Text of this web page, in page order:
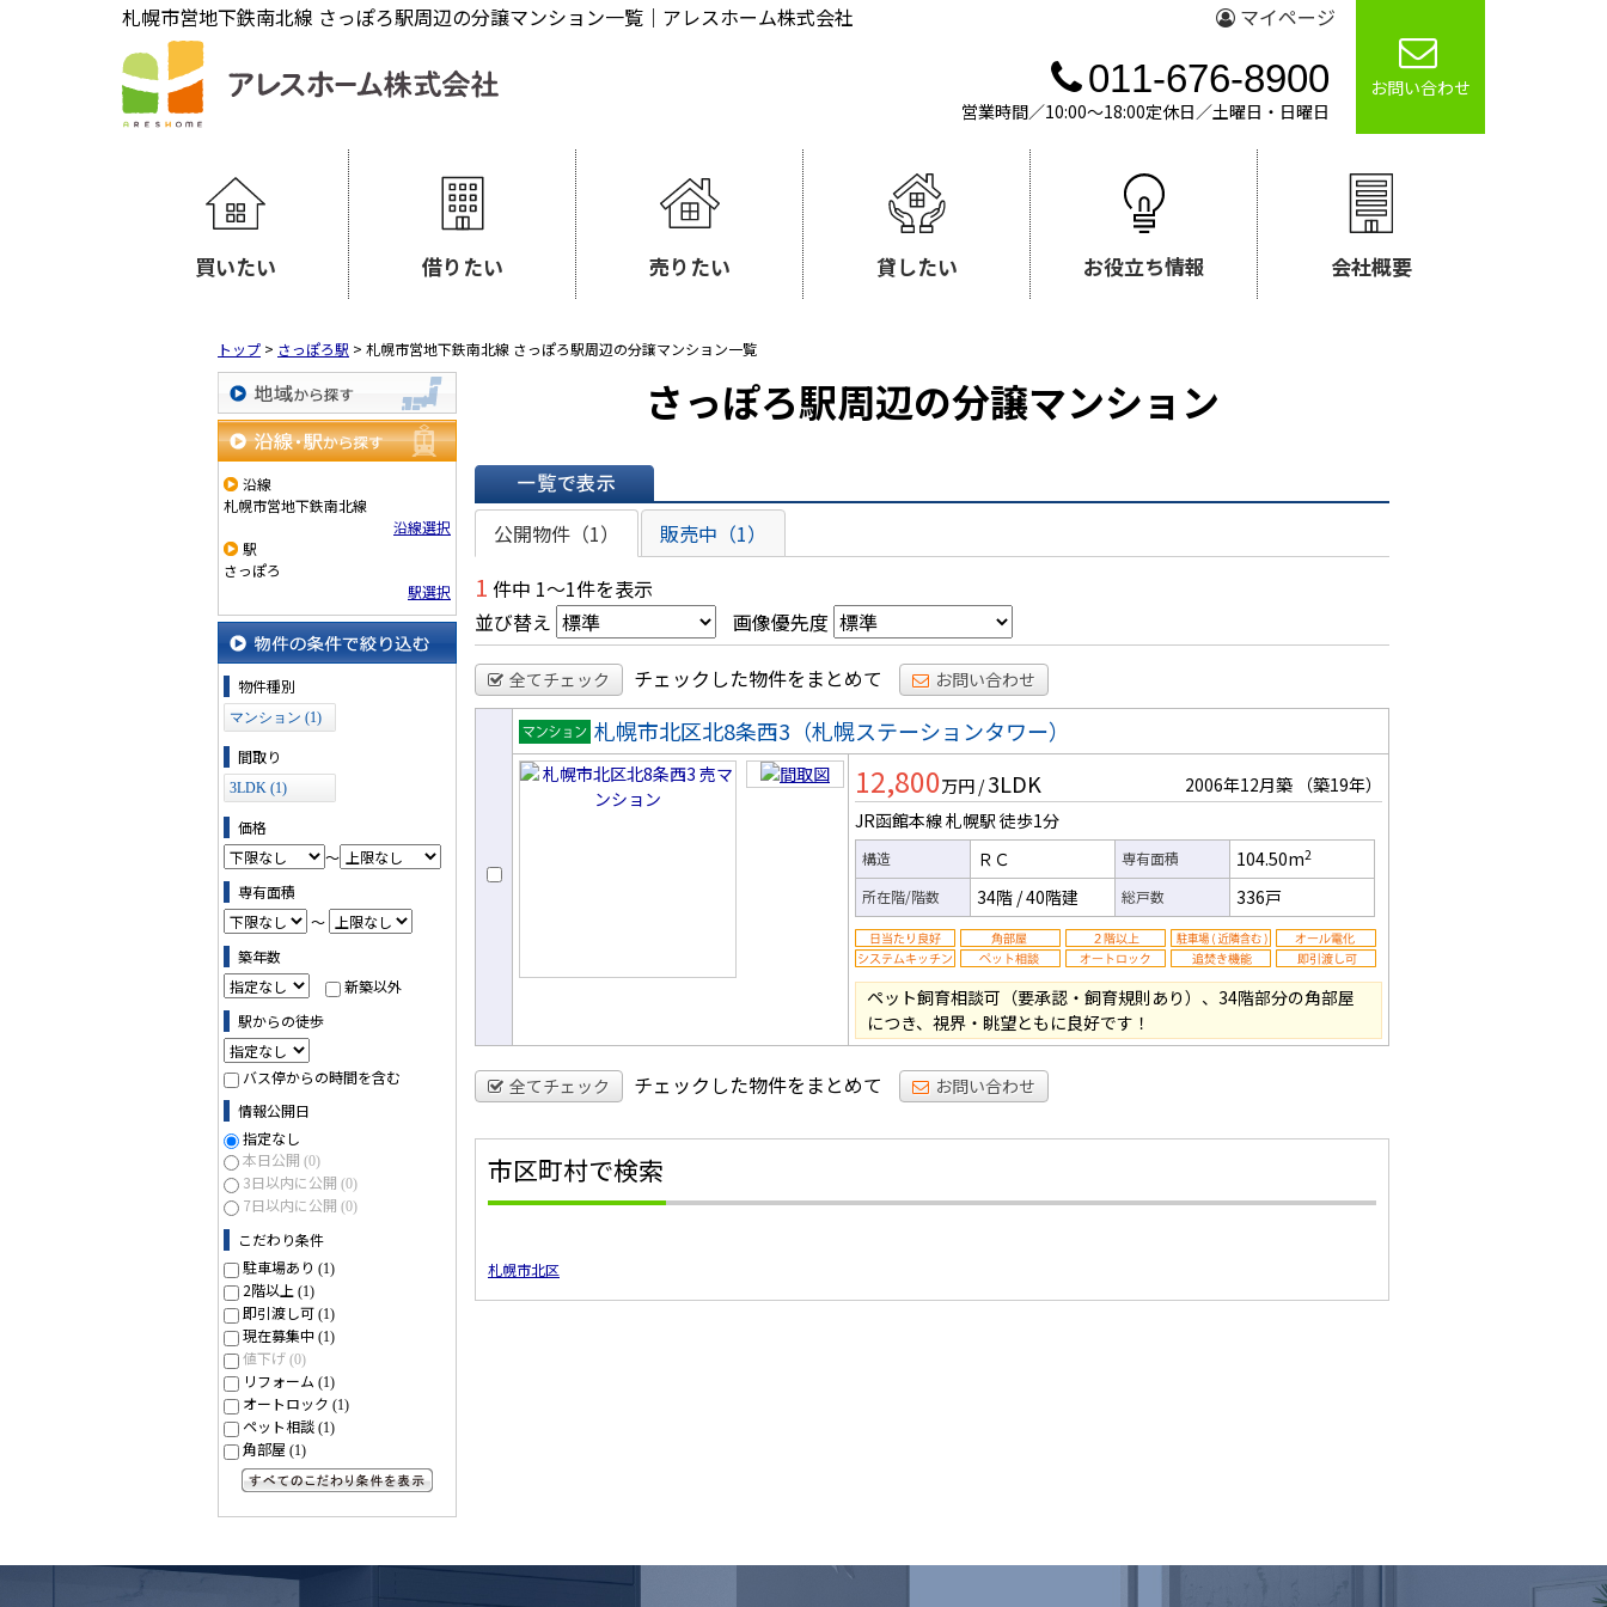
札幌市営地下鉄南北線 さっぽろ駅周辺の分譲マンション一覧｜アレスホーム株式会社 マイページ
011-676-8900
営業時間／10:00～18:00定休日／土曜日・日曜日
お問い合わせ
買いたい 借りたい 売りたい 貸したい お役立ち情報 会社概要
トップ > さっぽろ駅 > 札幌市営地下鉄南北線 さっぽろ駅周辺の分譲マンション一覧
地域から探す
沿線・駅から探す
沿線
札幌市営地下鉄南北線
沿線選択
駅
さっぽろ
駅選択
物件の条件で絞り込む
物件種別
マンション (1)
間取り
3LDK (1)
価格
～
専有面積
～
築年数
新築以外
駅からの徒歩
バス停からの時間を含む
情報公開日
指定なし
本日公開 (0)
3日以内に公開 (0)
7日以内に公開 (0)
こだわり条件
駐車場あり (1)
2階以上 (1)
即引渡し可 (1)
現在募集中 (1)
値下げ (0)
リフォーム (1)
オートロック (1)
ペット相談 (1)
角部屋 (1)
さっぽろ駅周辺の分譲マンション
一覧で表示
公開物件（1） 販売中（1）
1 件中 1～1件を表示
並び替え
画像優先度
全てチェック チェックした物件をまとめて お問い合わせ
売マンシ
ョン
札幌市北区北8条西3（札幌ステーションタワー）
12,800万円 / 3LDK 2006年12月築
（築19年）
JR函館本線 札幌駅 徒歩1分
構造 ＲＣ 専有面積 104.50m2
所在階/階数 34階 /40階建 総戸数 336戸
ペット飼育相談可（要承認・飼育規則あり）、34階部分の角部屋
につき、視界・眺望ともに良好です！
全てチェック チェックした物件をまとめて お問い合わせ
市区町村で検索
札幌市北区